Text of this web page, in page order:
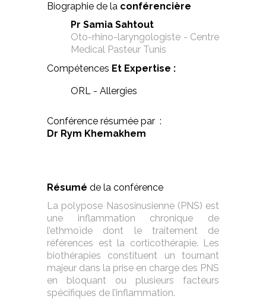
Biographie de la conférencière
Pr Samia Sahtout
Oto-rhino-laryngologiste - Centre
Medical Pasteur Tunis
Compétences Et Expertise :
ORL - Allergies
Conférence résumée par :
Dr Rym Khemakhem
Résumé de la conférence
La polypose Nasosinusienne (PNS) est
une inflammation chronique de
l’ethmoïde dont le traitement de
références est la corticothérapie. Les
biothérapies constituent un tournant
majeur dans la prise en charge des PNS
en bloquant ou plusieurs facteurs
spécifiques de l’inflammation.